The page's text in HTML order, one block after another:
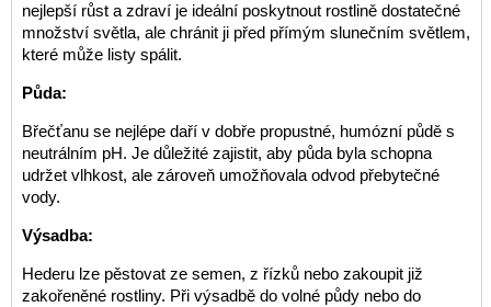
nejlepší růst a zdraví je ideální poskytnout rostlině dostatečné
množství světla, ale chránit ji před přímým slunečním světlem,
které může listy spálit.
Půda:
Břečťanu se nejlépe daří v dobře propustné, humózní půdě s
neutrálním pH. Je důležité zajistit, aby půda byla schopna
udržet vlhkost, ale zároveň umožňovala odvod přebytečné
vody.
Výsadba:
Hederu lze pěstovat ze semen, z řízků nebo zakoupit již
zakořeněné rostliny. Při výsadbě do volné půdy nebo do